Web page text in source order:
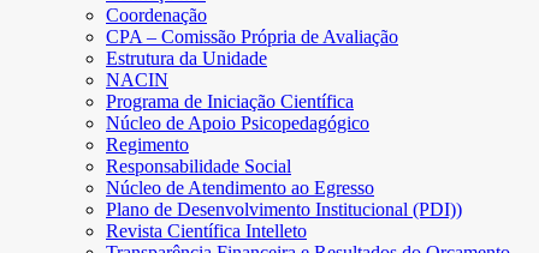
Coordenação
CPA – Comissão Própria de Avaliação
Estrutura da Unidade
NACIN
Programa de Iniciação Científica
Núcleo de Apoio Psicopedagógico
Regimento
Responsabilidade Social
Núcleo de Atendimento ao Egresso
Plano de Desenvolvimento Institucional (PDI))
Revista Científica Intelleto